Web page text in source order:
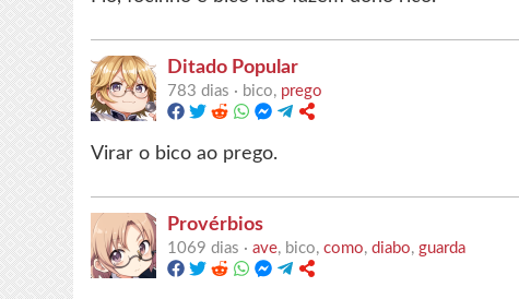
Ditado Popular
783 dias · bico, prego
Virar o bico ao prego.
Provérbios
1069 dias ·ave, bico,como,diabo,guarda